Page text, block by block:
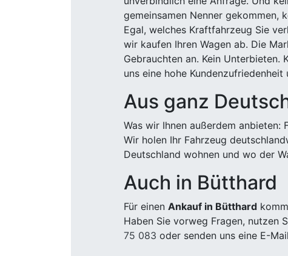
gemeinsamen Nenner gekommen,
Egal, welches Kraftfahrzeug Sie
wir kaufen Ihren Wagen ab. Die
Gebrauchten an. Kein Unterbieten.
uns eine hohe
Aus ganz
Was wir Ihnen außerdem anbieten:
Wir holen Ihr Fahrzeug
Deutschland wohnen und wo der
Auch in Bütthard
Für einen Ankauf in Bütthard
Haben Sie vorweg Fragen, nutzen
75 083 oder senden uns eine E-